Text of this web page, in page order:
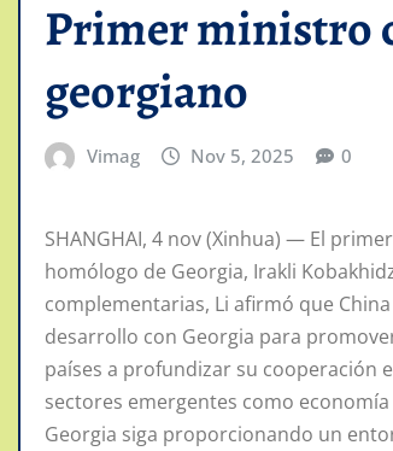
Primer ministro
georgiano
Vimag Nov 5, 2025 0
SHANGHAI, 4 nov (Xinhua) — El
homólogo de Georgia, Irakli
complementarias, Li afirmó que
desarrollo con Georgia para
países a profundizar su cooperación
sectores emergentes como
Georgia siga proporcionando un